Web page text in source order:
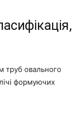
труб овального
формуючих